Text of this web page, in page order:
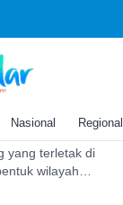
Nasional Regional
Banten
282,11
yang terletak di
wilayah